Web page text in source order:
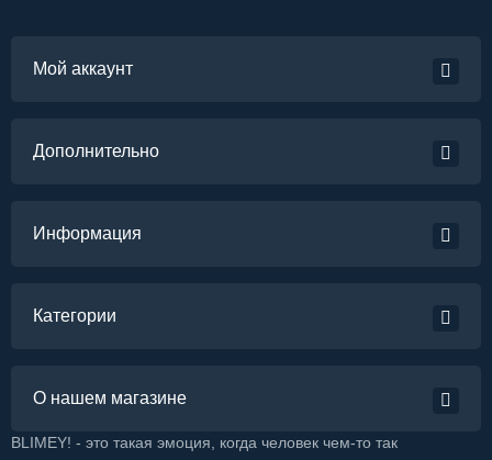
Мой аккаунт
Дополнительно
Информация
Категории
О нашем магазине
BLIMEY! - это такая эмоция, когда человек чем-то так